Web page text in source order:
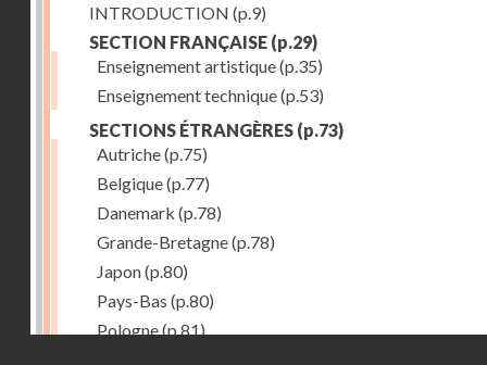
INTRODUCTION (p.9)
SECTION FRANÇAISE (p.29)
Enseignement artistique(p.35)
Enseignement technique(p.53)
SECTIONS ÉTRANGÈRES (p.73)
Autriche(p.75)
Belgique(p.77)
Danemark (p.78)
Grande-Bretagne(p.78)
Japon(p.80)
Pays-Bas (p.80)
Pologne(p.81)